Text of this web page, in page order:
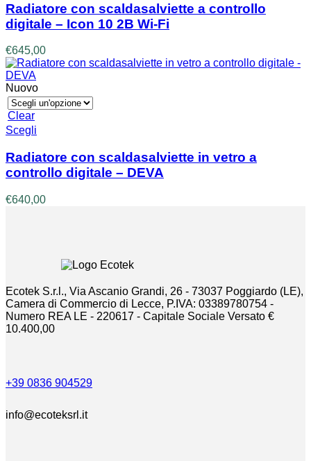
pagina
del
Radiatore con scaldasalviette a controllo
digitale – Icon 10 2B Wi-Fi
€645,00
Nuovo
Clear
Scegli
ha
più
varianti.
opzioni
pagina
prodotto
Radiatore con scaldasalviette in vetro a
controllo digitale – DEVA
€640,00
Ecotek S.r.l., Via Ascanio Grandi, 26 - 73037 Poggiardo (LE),
Camera di Commercio di Lecce, P.IVA: 03389780754 -
Numero REA LE - 220617 - Capitale Sociale Versato €
10.400,00
+39 0836 904529
info@ecoteksrl.it